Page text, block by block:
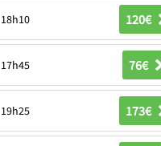
18h10 120€
17h45 76€
19h25 173€